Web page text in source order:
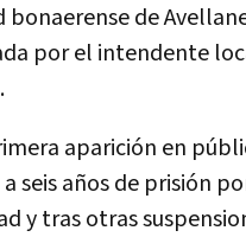
bonaerense de
por el intendente
aparición en
seis años de prisión
y tras otras